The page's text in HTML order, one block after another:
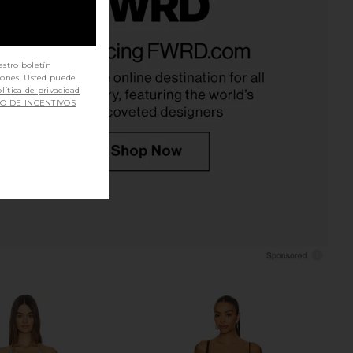
White
GRLFRND
$78
Ivory
$418
boletín
Usted puede
de privacidad
DE INCENTIVOS